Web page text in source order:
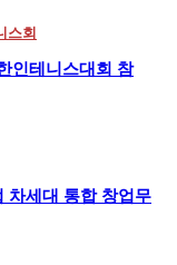
스회
인테니스대회 참
차세대 통합 창업무